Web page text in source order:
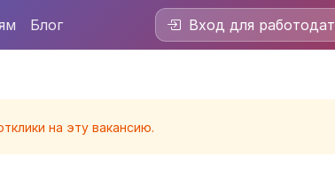
Блог Вход для
на эту вакансию.